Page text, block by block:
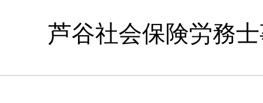
芦谷社会保険労務